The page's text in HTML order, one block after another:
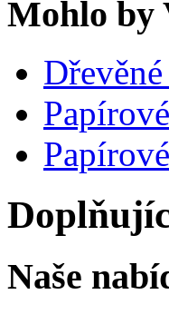
Mohlo by
Naše